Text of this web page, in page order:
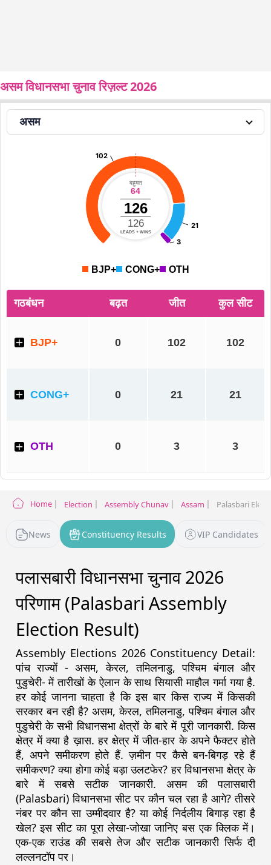
असम विधानसभा चुनाव रिज़ल्ट 2026
Home Election Assembly Chunav Assam Palasbari
News Constituency Results VIP Candidates
पलासबारी विधानसभा चुनाव 2026
परिणाम (Palasbari Assembly
Election Result)
Assembly Elections 2026 Constituency Detail:
पांच राज्यों - असम, केरल, तमिलनाडु, पश्चिम बंगाल और
पुडुचेरी- में तारीखों के ऐलान के साथ सियासी माहौल गर्मा गया है.
हर कोई जानना चाहता है कि इस बार किस राज्य में किसकी
सरकार बन रही है? असम, केरल, तमिलनाडु, पश्चिम बंगाल और
पुडुचेरी के सभी विधानसभा क्षेत्रों के बारे में पूरी जानकारी. किस
क्षेत्र में क्या है ख़ास. हर क्षेत्र में जीत-हार के अपने फैक्टर होते
हैं, अपने समीकरण होते हैं. ज़मीन पर कैसे बन-बिगड़ रहे हैं
समीकरण? क्या होगा कोई बड़ा उलटफेर? हर विधानसभा क्षेत्र के
बारे में सबसे सटीक जानकारी. असम की पलासबारी
(Palasbari) विधानसभा सीट पर कौन चल रहा है आगे? तीसरे
नंबर पर कौन सा उम्मीदवार है? या कोई निर्दलीय बिगाड़ रहा है
खेल? इस सीट का पूरा लेखा-जोखा जानिए बस एक क्लिक में।
एक-एक राउंड की सबसे तेज और सटीक जानकारी सिर्फ दी
लल्लनटॉप पर।